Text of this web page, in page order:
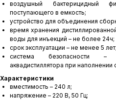
воздушный бактерицидный
поступающего в емкость;
устройство для объединения
время хранения
воды для инъекций – не более 24ч;
срок эксплуатации – не менее 5 лет;
система безопасности –
аквадистиллятора при наполнении
Характеристики
вместимость – 240 л;
напряжение – 220 В, 50 Гц;